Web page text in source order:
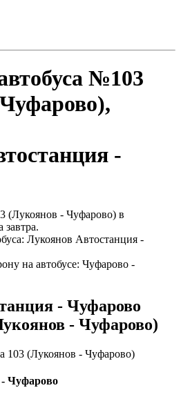
№103
-
(Лукоянов - Чуфарово) в
завтра.
Лукоянов Автостанция -
на автобусе: Чуфарово -
- Чуфарово
- Чуфарово)
103 (Лукоянов - Чуфарово)
Чуфарово